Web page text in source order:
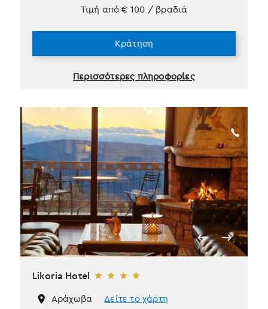
Περισσότερες πληροφορίες
Τιμή από € 100 / βραδιά
Κράτηση
Likoria Hotel
Αράχωβα
Δείτε το χάρτη